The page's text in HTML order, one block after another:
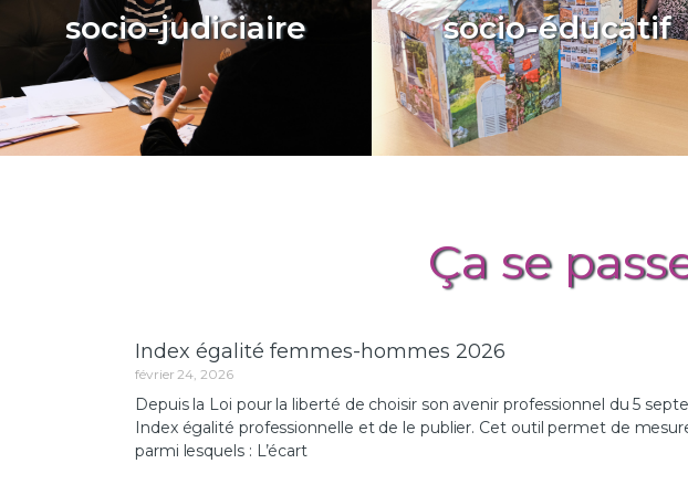
socio-judiciaire
En savoir plus...
socio-éducatif
En savoir plus...
Ça se
Index égalité femmes-hommes 2026
février 24, 2026
Depuis la Loi pour la liberté de choisir son avenir professionnel du 5
Index égalité professionnelle et de le publier. Cet outil permet de
parmi lesquels : L’écart